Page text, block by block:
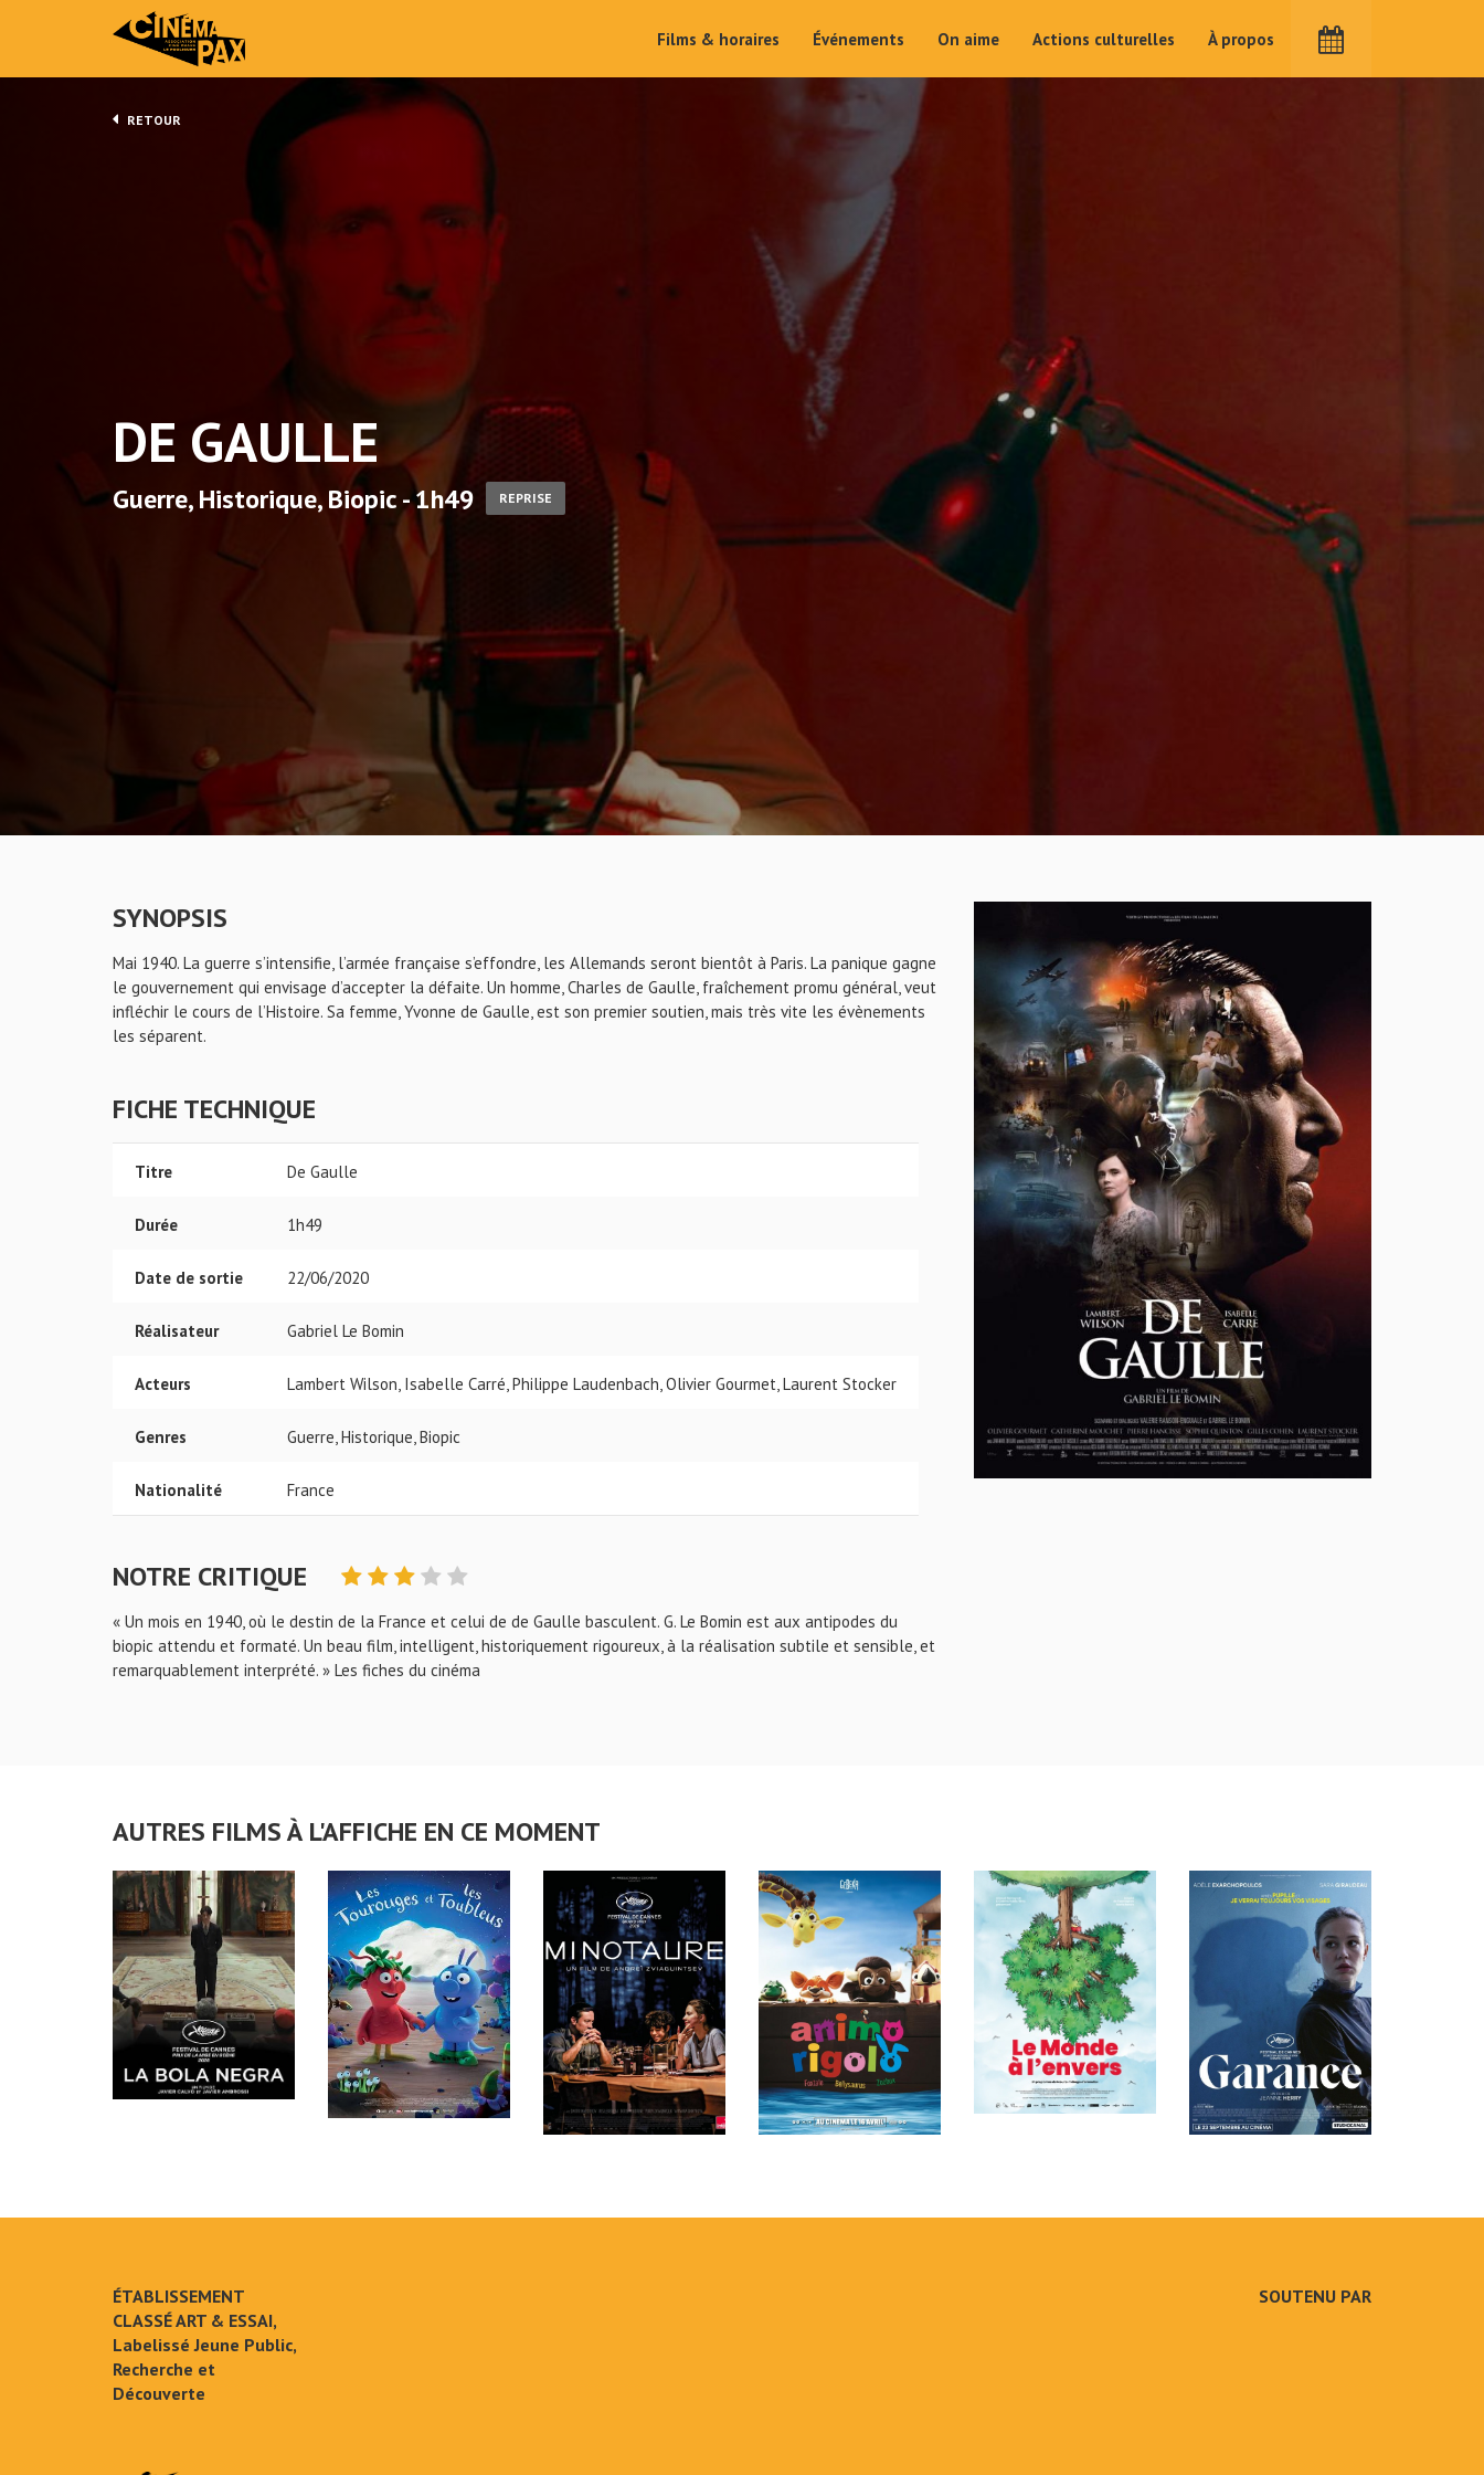
Films & horaires Événements On aime Actions culturelles À propos
RETOUR
DE GAULLE
Guerre, Historique, Biopic - 1h49 REPRISE
SYNOPSIS
Mai 1940. La guerre s’intensifie, l’armée française s’effondre, les Allemands seront bientôt à Paris. La panique gagne
le gouvernement qui envisage d’accepter la défaite. Un homme, Charles de Gaulle, fraîchement promu général, veut
infléchir le cours de l’Histoire. Sa femme, Yvonne de Gaulle, est son premier soutien, mais très vite les évènements
les séparent.
FICHE TECHNIQUE
Titre De Gaulle
Durée 1h49
Date de sortie 22/06/2020
Réalisateur Gabriel Le Bomin
Acteurs Lambert Wilson, Isabelle Carré, Philippe Laudenbach, Olivier Gourmet, Laurent Stocker
Genres Guerre, Historique, Biopic
Nationalité France
NOTRE CRITIQUE
« Un mois en 1940, où le destin de la France et celui de de Gaulle basculent. G. Le Bomin est aux antipodes du
biopic attendu et formaté. Un beau film, intelligent, historiquement rigoureux, à la réalisation subtile et sensible, et
remarquablement interprété. » Les fiches du cinéma
AUTRES FILMS À L'AFFICHE EN CE MOMENT
ÉTABLISSEMENT
CLASSÉ ART & ESSAI,
Labelissé Jeune Public,
Recherche et
Découverte
SOUTENU PAR